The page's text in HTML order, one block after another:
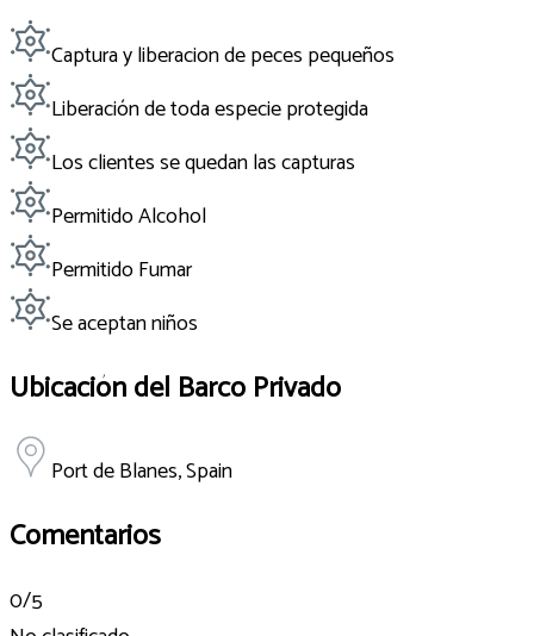
Captura y liberacion de peces pequeños
Liberación de toda especie protegida
Los clientes se quedan las capturas
Permitido Alcohol
Permitido Fumar
Se aceptan niños
Ubicación del Barco Privado
Port de Blanes, Spain
Comentarios
0/5